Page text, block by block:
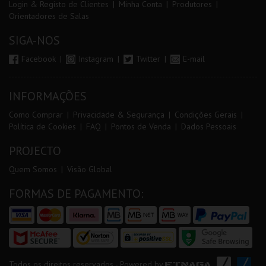
Login & Registo de Clientes Minha Conta
Produtores
Orientadores de Salas
SIGA-NOS
Facebook Instagram Twitter E-mail
INFORMAÇÕES
Como Comprar Privacidade & Segurança
Condições Gerais
Política de Cookies
FAQ Pontos de Venda Dados Pessoais
PROJECTO
Quem Somos Visão Global
FORMAS DE PAGAMENTO: